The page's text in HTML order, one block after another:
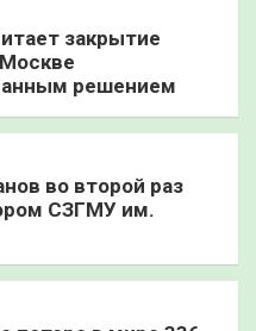
закрытие
решением
во второй раз
СЗГМУ им.